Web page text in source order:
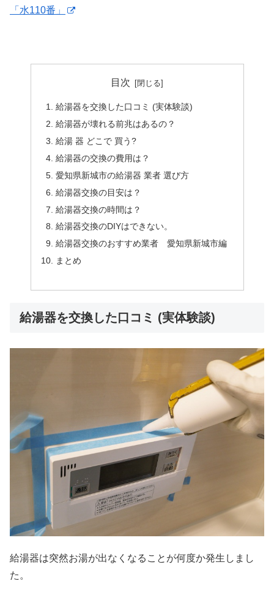
「水110番」
目次
給湯器を交換した口コミ (実体験談)
給湯器が壊れる前兆はあるの？
給湯 器 どこで 買う?
給湯器の交換の費用は？
愛知県新城市の給湯器 業者 選び方
給湯器交換の目安は？
給湯器交換の時間は？
給湯器交換のDIYはできない。
給湯器交換のおすすめ業者 愛知県新城市編
まとめ
給湯器を交換した口コミ (実体験談)
給湯器は突然お湯が出なくなることが何度か発生しまし
た。